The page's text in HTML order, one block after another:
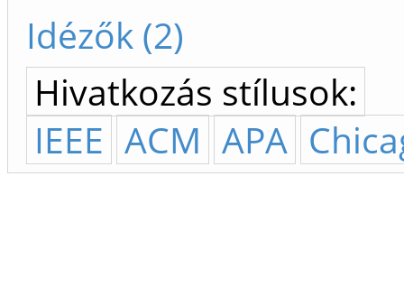
Idézők (2)
Hivatkozás stílusok:
IEEE ACM APA